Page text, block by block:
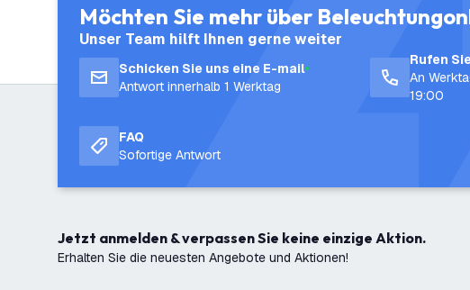
Möchten Sie mehr über
Unser Team hilft Ihnen gerne weiter
Schicken Sie uns eine E-mail
Antwort innerhalb 1 Werktag
Rufen
An
19:00
FAQ
Sofortige Antwort
Jetzt anmelden & verpassen Sie keine einzige Aktion.
Erhalten Sie die neuesten Angebote und Aktionen!